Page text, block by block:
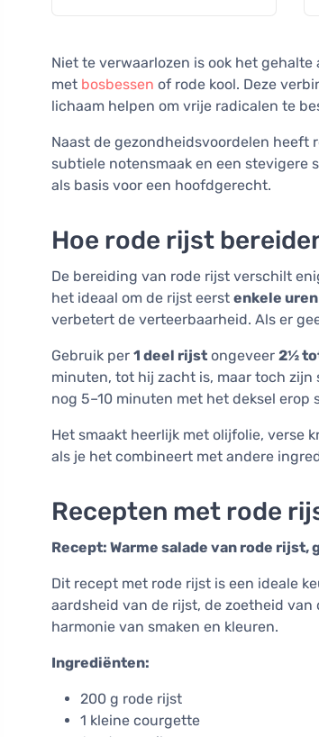
Niet te verwaarlozen is ook het
met bosbessen of rode kool. Deze
lichaam helpen om vrije radicalen te
Naast de gezondheidsvoordelen heeft
subtiele notensmaak en een stevigere
als basis voor een hoofdgerecht.
Hoe rode rijst
De bereiding van rode rijst verschilt
het ideaal om de rijst eerst enkele
verbetert de verteerbaarheid. Als er
Gebruik per 1 deel rijst ongeveer 2½
minuten, tot hij zacht is, maar toch
nog 5–10 minuten met het deksel erop
Het smaakt heerlijk met olijfolie, verse
als je het combineert met andere
Recepten met rode
Recept: Warme salade van rode
Dit recept met rode rijst is een ideale
aardsheid van de rijst, de zoetheid
harmonie van smaken en kleuren.
Ingrediënten:
200 g rode rijst
1 kleine courgette